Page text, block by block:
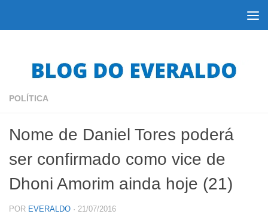
POLÍTICA
Nome de Daniel Tores poderá
ser confirmado como vice de
Dhoni Amorim ainda hoje (21)
POR EVERALDO · 21/07/2016